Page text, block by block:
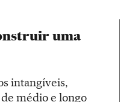
uma
intangíveis,
médio e longo